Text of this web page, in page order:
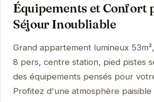
Équipements et Confort
Séjour Inoubliable
Grand appartement lumineux
8 pers, centre station, pied pistes
des équipements pensés pour
Profitez d'une atmosphère paisible